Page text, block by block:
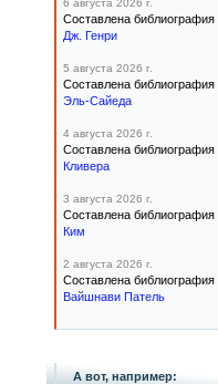
6 августа 2026 г.
Составлена библиография
Дж. Генри
5 августа 2026 г.
Составлена библиография
Эль-Сайеда
4 августа 2026 г.
Составлена библиография
Кливера
3 августа 2026 г.
Составлена библиография
Ким
2 августа 2026 г.
Составлена библиография
Вайшнави Патель
А вот, например: